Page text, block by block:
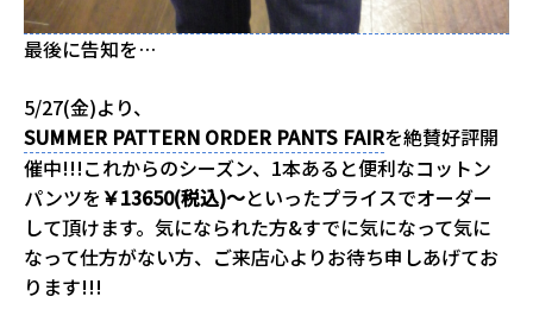
最後に告知を…
5/27(金)より、
SUMMER PATTERN ORDER PANTS FAIRを絶賛好評開
催中!!!これからのシーズン、1本あると便利なコットン
パンツを￥13650(税込)～といったプライスでオーダー
して頂けます。気になられた方&すでに気になって気に
なって仕方がない方、ご来店心よりお待ち申しあげてお
ります!!!